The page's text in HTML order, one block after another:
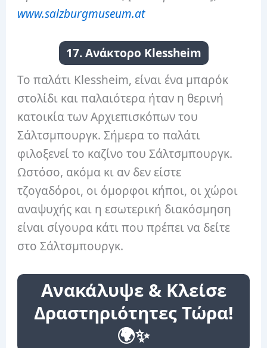
www.salzburgmuseum.at
17. Ανάκτορο Klessheim
Το παλάτι Klessheim, είναι ένα μπαρόκ
στολίδι και παλαιότερα ήταν η θερινή
κατοικία των Αρχιεπισκόπων του
Σάλτσμπουργκ. Σήμερα το παλάτι
φιλοξενεί το καζίνο του Σάλτσμπουργκ.
Ωστόσο, ακόμα κι αν δεν είστε
τζογαδόροι, οι όμορφοι κήποι, οι χώροι
αναψυχής και η εσωτερική διακόσμηση
είναι σίγουρα κάτι που πρέπει να δείτε
στο Σάλτσμπουργκ.
Ανακάλυψε & Κλείσε
Δραστηριότητες Τώρα!
🌍✨